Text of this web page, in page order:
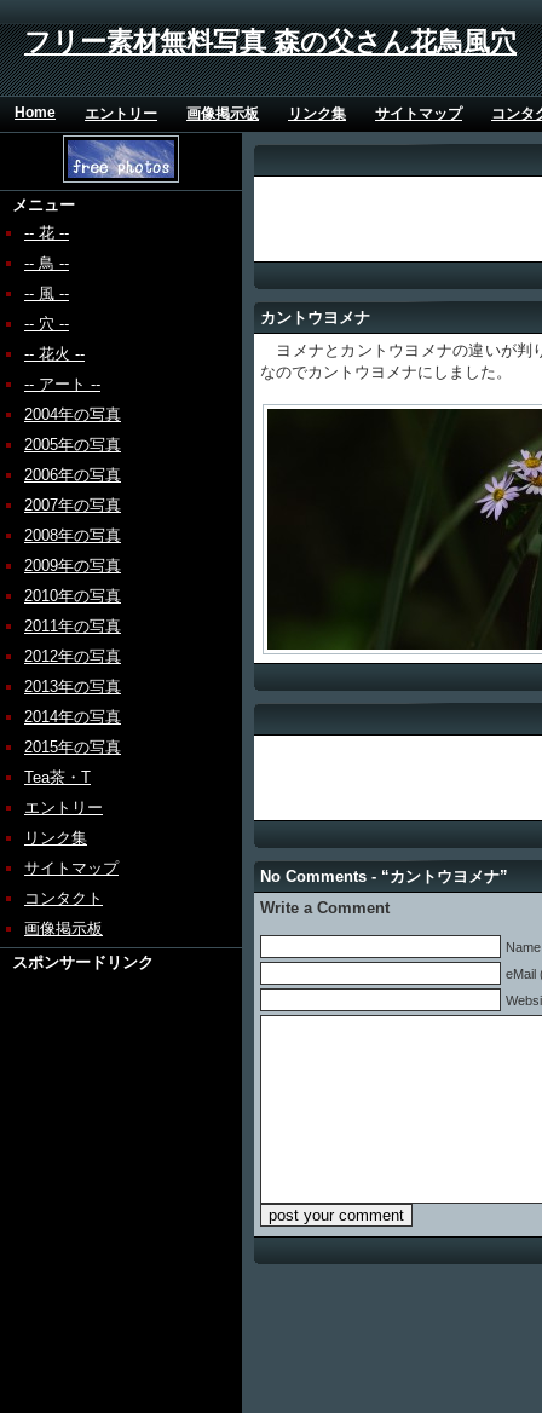
フリー素材無料写真 森の父さん花鳥風穴
Home エントリー 画像掲示板 リンク集 サイトマップ コンタ
メニュー
-- 花 --
-- 鳥 --
-- 風 --
-- 穴 --
-- 花火 --
-- アート --
2004年の写真
2005年の写真
2006年の写真
2007年の写真
2008年の写真
2009年の写真
2010年の写真
2011年の写真
2012年の写真
2013年の写真
2014年の写真
2015年の写真
Tea茶・T
エントリー
リンク集
サイトマップ
コンタクト
画像掲示板
スポンサードリンク
カントウヨメナ
ヨメナとカントウヨメナの違いが判
なのでカントウヨメナにしました。
No Comments - “カントウヨメナ”
Write a Comment
eMail